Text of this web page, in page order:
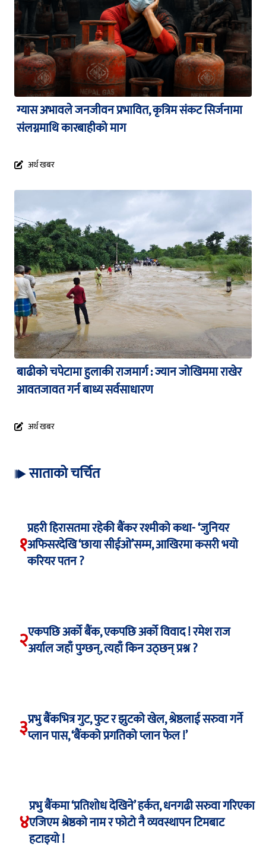
ग्यास अभावले जनजीवन प्रभावित, कृत्रिम संकट सिर्जनामा
संलग्नमाथि कारबाहीको माग
अर्थ खबर
बाढीको चपेटामा हुलाकी राजमार्ग : ज्यान जोखिममा राखेर
आवतजावत गर्न बाध्य सर्वसाधारण
अर्थ खबर
साताको चर्चित
१
प्रहरी हिरासतमा रहेकी बैंकर रश्मीको कथा- ‘जुनियर
अफिसरदेखि ‘छाया सीईओ’सम्म, आखिरमा कसरी भयो
करियर पतन ?
२एकपछि अर्को बैंक, एकपछि अर्को विवाद ! रमेश राज
अर्याल जहाँ पुग्छन्, त्यहाँ किन उठ्छन् प्रश्न ?
३प्रभु बैंकभित्र गुट, फुट र झुटको खेल, श्रेष्ठलाई सरुवा गर्ने
प्लान पास, ‘बैंकको प्रगतिको प्लान फेल !’
४
प्रभु बैंकमा ‘प्रतिशोध देखिने’ हर्कत, धनगढी सरुवा गरिएका
एजिएम श्रेष्ठको नाम र फोटो नै व्यवस्थापन टिमबाट
हटाइयो !